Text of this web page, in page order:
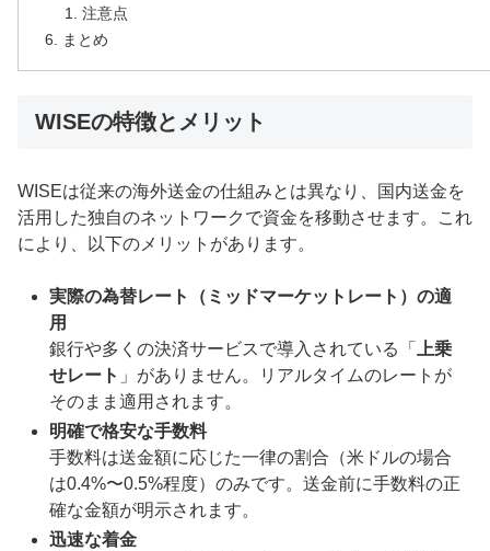
注意点
まとめ
WISEの特徴とメリット
WISEは従来の海外送金の仕組みとは異なり、国内送金を
活用した独自のネットワークで資金を移動させます。これ
により、以下のメリットがあります。
実際の為替レート（ミッドマーケットレート）の適
用
銀行や多くの決済サービスで導入されている「
上乗
せレート 」がありません。リアルタイムのレートが
そのまま適用されます。
明確で格安な手数料
手数料は送金額に応じた一律の割合（米ドルの場合
は0.4%〜0.5%程度）のみです。送金前に手数料の正
確な金額が明示されます。
迅速な着金